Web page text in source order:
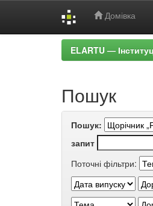
Домівка
ELARTU —
Пошук
Пошук:
запит
Поточні фільтри: